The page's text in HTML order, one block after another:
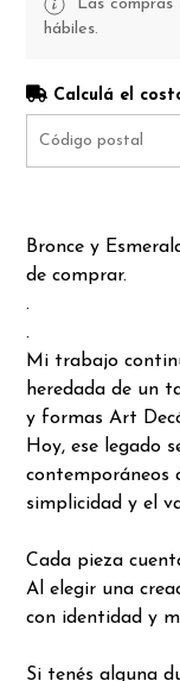
Las
hábiles.
Calculá el
Bronce y
de comprar.
.
.
Mi trabajo
heredada de un
y formas Art
Hoy, ese legado
contemporáneos
simplicidad y el
Cada pieza
Al elegir una
con identidad y
Si tenés alguna